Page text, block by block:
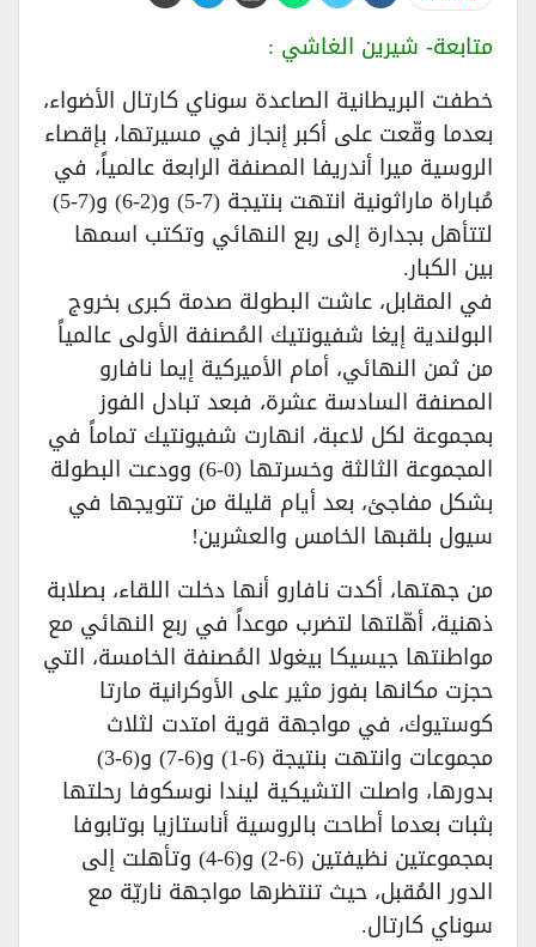
متابعة- شيرين الغاشي :
خطفت البريطانية الصاعدة سوناي كارتال الأضواء،
بعدما وقّعت على أكبر إنجاز في مسيرتها، بإقصاء
الروسية ميرا أندريفا المصنفة الرابعة عالمياً، في
مُباراة ماراثونية انتهت بنتيجة (7-5) و(2-6) و(7-5)
لتتأهل بجدارة إلى ربع النهائي وتكتب اسمها
بين الكبار.
في المقابل، عاشت البطولة صدمة كبرى بخروج
البولندية إيغا شفيونتيك المُصنفة الأولى عالمياً
من ثمن النهائي، أمام الأميركية إيما نافارو
المصنفة السادسة عشرة، فبعد تبادل الفوز
بمجموعة لكل لاعبة، انهارت شفيونتيك تماماً في
المجموعة الثالثة وخسرتها (0-6) وودعت البطولة
بشكل مفاجئ، بعد أيام قليلة من تتويجها في
سيول بلقبها الخامس والعشرين!
من جهتها، أكدت نافارو أنها دخلت اللقاء، بصلابة
ذهنية، أهّلتها لتضرب موعداً في ربع النهائي مع
مواطنتها جيسيكا بيغولا المُصنفة الخامسة، التي
حجزت مكانها بفوز مثير على الأوكرانية مارتا
كوستيوك، في مواجهة قوية امتدت لثلاث
مجموعات وانتهت بنتيجة (6-1) و(6-7) و(6-3)
بدورها، واصلت التشيكية ليندا نوسكوفا رحلتها
بثبات بعدما أطاحت بالروسية أناستازيا بوتابوفا
بمجموعتين نظيفتين (6-2) و(6-4) وتأهلت إلى
الدور المُقبل، حيث تنتظرها مواجهة ناريّة مع
سوناي كارتال.